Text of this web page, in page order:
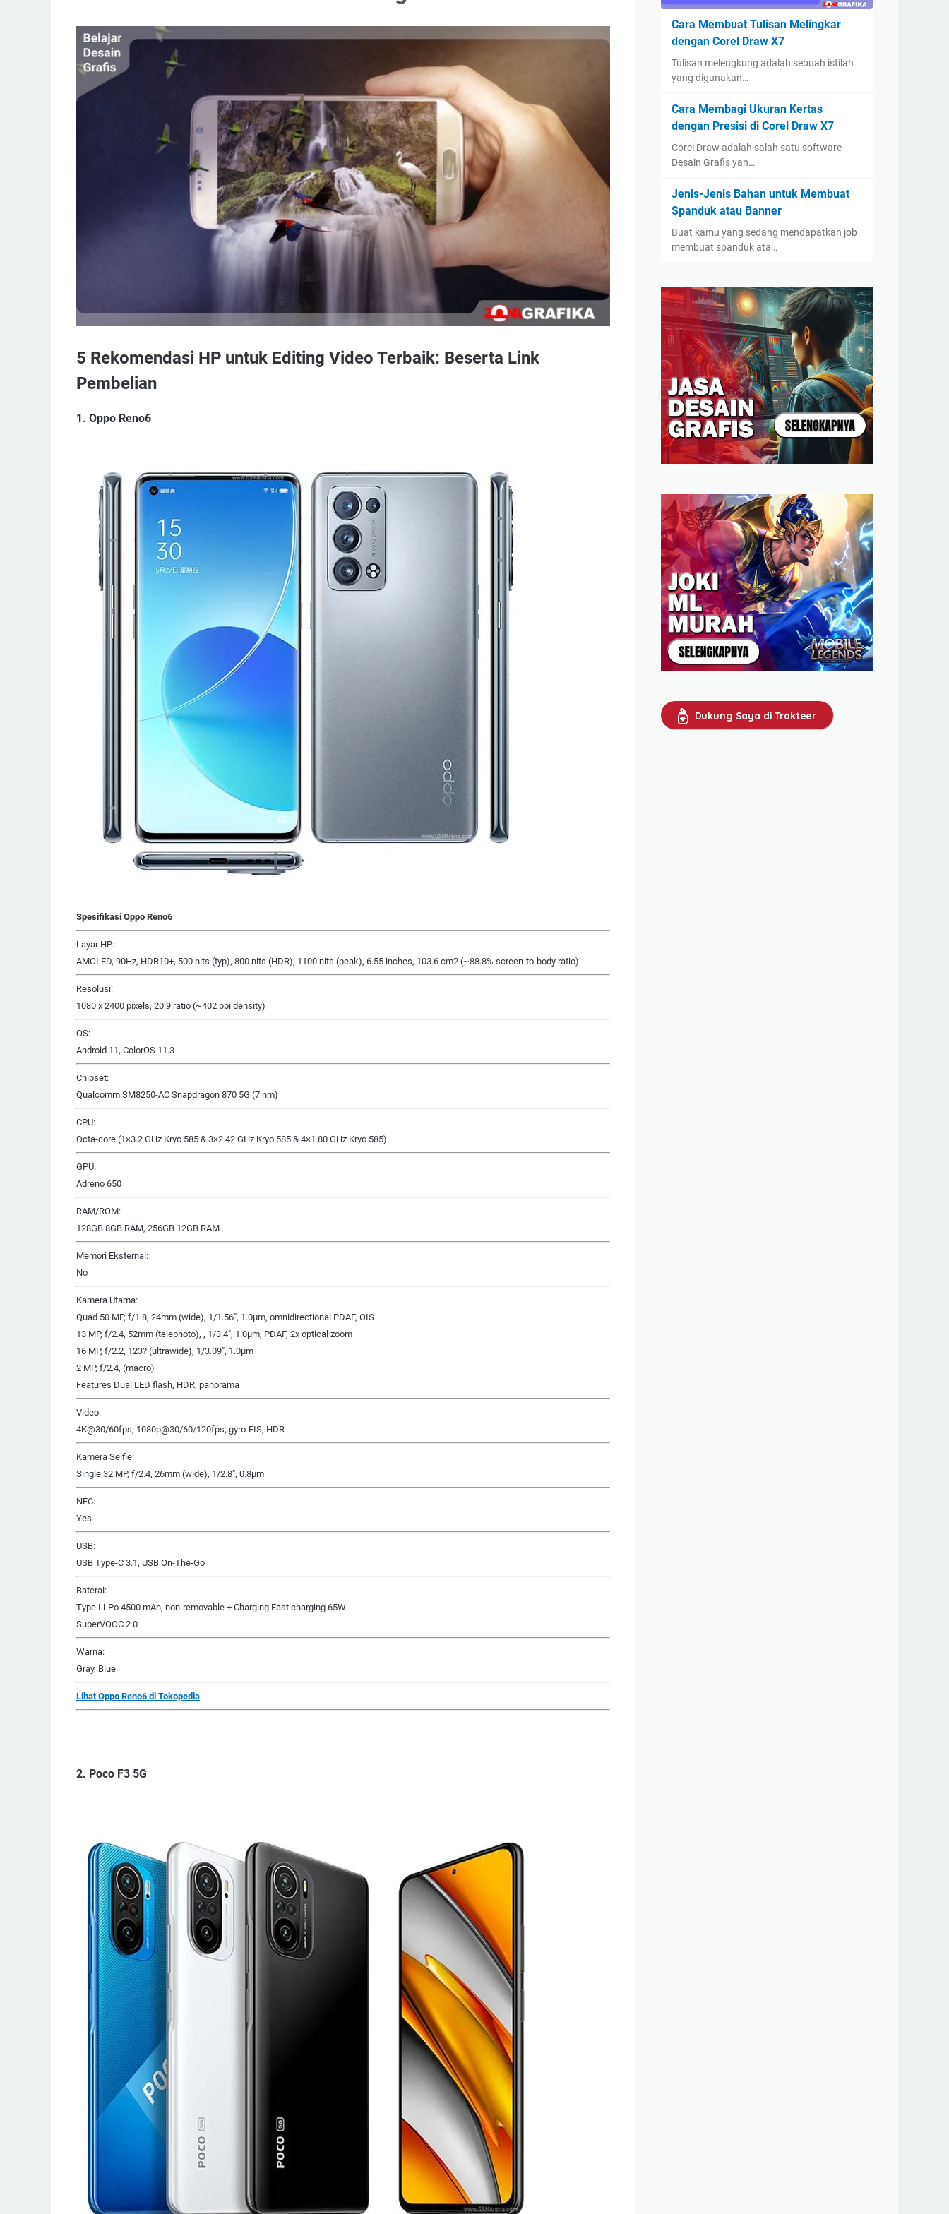
5 Rekomendasi HP untuk Editing Video Terbaik: Beserta Link
Pembelian
1. Oppo Reno6
Spesifikasi Oppo Reno6
Layar HP:
AMOLED, 90Hz, HDR10+, 500 nits (typ), 800 nits (HDR), 1100 nits (peak), 6.55 inches, 103.6 cm2 (~88.8% screen-to-body ratio)
Resolusi:
1080 x 2400 pixels, 20:9 ratio (~402 ppi density)
OS:
Android 11, ColorOS 11.3
Chipset:
Qualcomm SM8250-AC Snapdragon 870 5G (7 nm)
CPU:
Octa-core (1×3.2 GHz Kryo 585 & 3×2.42 GHz Kryo 585 & 4×1.80 GHz Kryo 585)
GPU:
Adreno 650
RAM/ROM:
128GB 8GB RAM, 256GB 12GB RAM
Memori Eksternal:
No
Kamera Utama:
Quad 50 MP, f/1.8, 24mm (wide), 1/1.56″, 1.0µm, omnidirectional PDAF, OIS
13 MP, f/2.4, 52mm (telephoto), , 1/3.4″, 1.0µm, PDAF, 2x optical zoom
16 MP, f/2.2, 123? (ultrawide), 1/3.09″, 1.0µm
2 MP, f/2.4, (macro)
Features Dual LED flash, HDR, panorama
Video:
4K@30/60fps, 1080p@30/60/120fps; gyro-EIS, HDR
Kamera Selfie:
Single 32 MP, f/2.4, 26mm (wide), 1/2.8″, 0.8µm
NFC:
Yes
USB:
USB Type-C 3.1, USB On-The-Go
Baterai:
Type Li-Po 4500 mAh, non-removable + Charging Fast charging 65W
SuperVOOC 2.0
Warna:
Gray, Blue
Lihat Oppo Reno6 di Tokopedia
2. Poco F3 5G
Cara Membuat Tulisan Melingkar
dengan Corel Draw X7
Tulisan melengkung adalah sebuah istilah
yang digunakan…
Cara Membagi Ukuran Kertas
dengan Presisi di Corel Draw X7
Corel Draw adalah salah satu software
Desain Grafis yan…
Jenis-Jenis Bahan untuk Membuat
Spanduk atau Banner
Buat kamu yang sedang mendapatkan job
membuat spanduk ata…
Dukung Saya di Trakteer